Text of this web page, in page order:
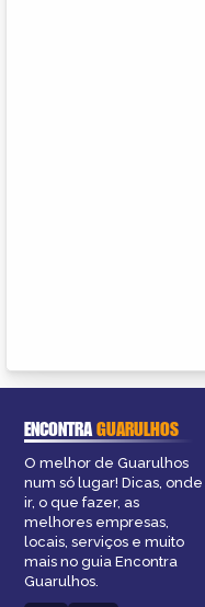
ENCONTRAGUARULHOS
O melhor de Guarulhos
num só lugar! Dicas, onde
ir, o que fazer, as
melhores empresas,
locais, serviços e muito
mais no guia Encontra
Guarulhos.